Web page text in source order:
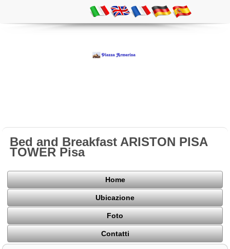
Bed and Breakfast ARISTON PISA
TOWER Pisa
Home
Ubicazione
Foto
Contatti